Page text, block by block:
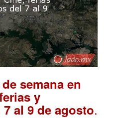
semana en
y
al 9 de agosto.